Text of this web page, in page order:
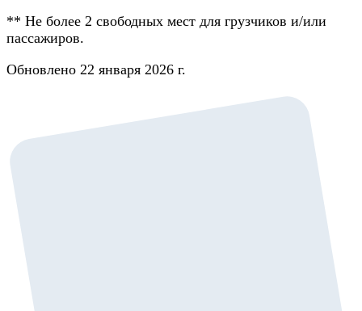
** Не более 2 свободных мест для грузчиков и/или
пассажиров.
Обновлено 22 января 2026 г.